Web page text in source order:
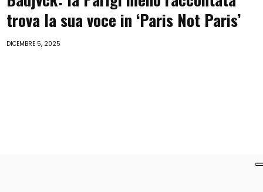
trova la sua voce in ‘Paris Not Paris’
DICEMBRE 5, 2025